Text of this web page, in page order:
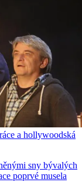
a hollywoodská
sny bývalých
poprvé musela